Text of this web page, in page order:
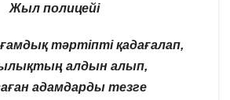
Жыл полицейі
тәртіпті қадағалап,
алдын алып,
адамдарды тезге